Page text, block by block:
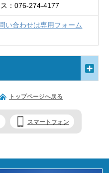
：076-274-4177
い合わせは専用フォーム
トップページへ戻る
スマートフォン